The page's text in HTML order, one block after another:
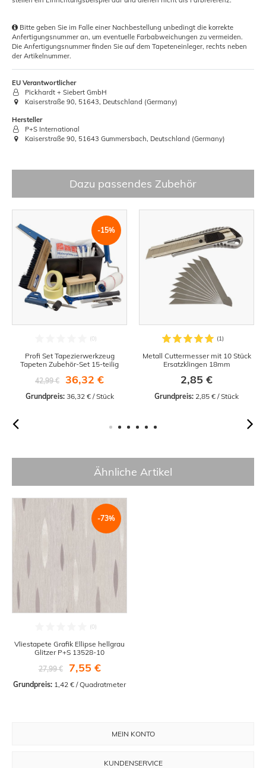
Bitte geben Sie im Falle einer Nachbestellung unbedingt die korrekte
Anfertigungsnummer an, um eventuelle Farbabweichungen zu vermeiden.
Die Anfertigungsnummer finden Sie auf dem Tapeteneinleger, rechts neben
der Artikelnummer.
EU Verantwortlicher
Pickhardt + Siebert GmbH
Kaiserstraße 90, 51643, Deutschland (Germany)
Hersteller
P+S International
Kaiserstraße 90, 51643 Gummersbach, Deutschland (Germany)
Dazu passendes Zubehör
-15%
Profi Set Tapezierwerkzeug
Tapeten Zubehör-Set 15-teilig
42,99 €
36,32 €
Grundpreis: 36,32 € / Stück
Metall Cuttermesser mit 10 Stück
Ersatzklingen 18mm
2,85 €
Grundpreis: 2,85 € / Stück
Ähnliche Artikel
-73%
Vliestapete Grafik Ellipse hellgrau
Glitzer P+S 13528-10
27,99 €
7,55 €
Grundpreis: 1,42 € / Quadratmeter
MEIN KONTO
KUNDENSERVICE